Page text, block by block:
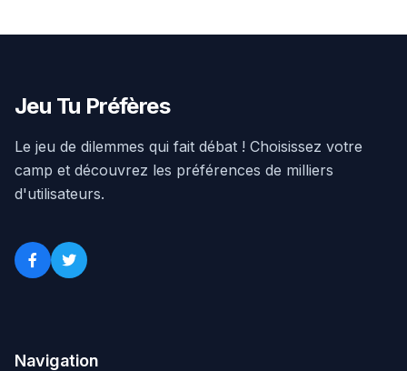
Jeu Tu Préfères
Le jeu de dilemmes qui fait débat ! Choisissez votre
camp et découvrez les préférences de milliers
d'utilisateurs.
Navigation